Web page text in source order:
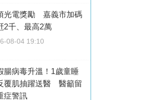
光電獎勵 嘉義市加碼
2千、最高2萬
08-04 19:10
腸病毒升溫！1歲童睡
覆肌抽躍送醫 醫籲留
症警訊